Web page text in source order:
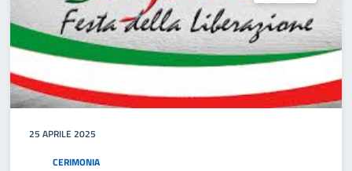
25 APRILE 2025
CERIMONIA